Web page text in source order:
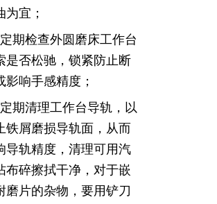
为宜；
期检查外圆磨床工作台
是否松驰，锁紧防止断
影响手感精度；
期清理工作台导轨，以
铁屑磨损导轨面，从而
导轨精度，清理可用汽
布碎擦拭干净，对于嵌
磨片的杂物，要用铲刀